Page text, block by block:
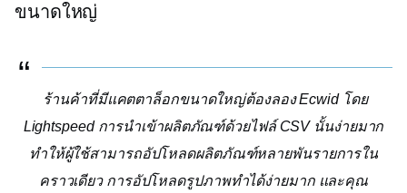
ขนาดใหญ่
ร้านค้าที่มีแคตตาล็อกขนาดใหญ่ต้องลอง Ecwid โดย
Lightspeed การนำเข้าผลิตภัณฑ์ด้วยไฟล์ CSV นั้นง่ายมาก
ทำให้ผู้ใช้สามารถอัปโหลดผลิตภัณฑ์หลายพันรายการใน
คราวเดียว การอัปโหลดรูปภาพทำได้ง่ายมาก และคุณ